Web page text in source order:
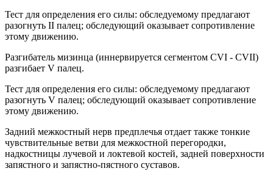
Тест для определения его силы: обследуемому предлагают
разогнуть II палец; обследующий оказывает сопротивление
этому движению.
Разгибатель мизинца (иннервируется сегментом CVI - СVII)
разгибает V палец.
Тест для определения его силы: обследуемому предлагают
разогнуть V палец; обследующий оказывает сопротивление
этому движению.
Задний межкостный нерв предплечья отдает также тонкие
чувствительные ветви для межкостной перегородки,
надкостницы лучевой и локтевой костей, задней поверхности
запястного и запястно-пястного суставов.